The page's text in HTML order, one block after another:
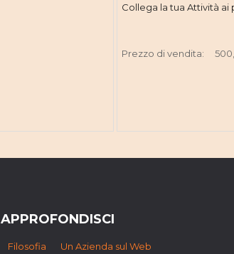
Collega la tua Attività ai
Prezzo di vendita:
APPROFONDISCI
Filosofia Un Azienda sul Web